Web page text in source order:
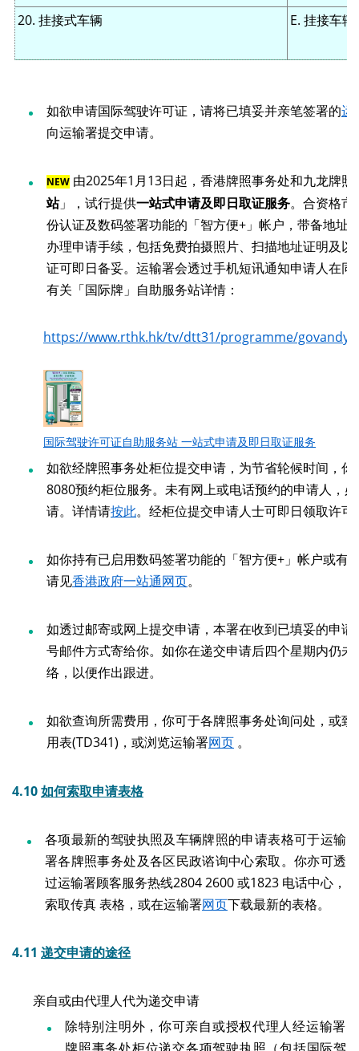
20. 挂接式车辆 E. 挂接车辆
如欲申请国际驾驶许可证，请将已填妥并亲笔签署的运
向运输署提交申请。
由2025年1月13日起，香港牌照事务处和九龙牌
站」，试行提供一站式申请及即日取证服务。合资格市
份认证及数码签署功能的「智方便+」帐户，带备地址
办理申请手续，包括免费拍摄照片、扫描地址证明及
证可即日备妥。运输署会透过手机短讯通知申请人在
有关「国际牌」自助服务站详情：
https://www.rthk.hk/tv/dtt31/programme/
国际驾驶许可证自助服务站 一站式申请及即日取证服务
如欲经牌照事务处柜位提交申请，为节省轮候时间，
8080预约柜位服务。未有网上或电话预约的申请人，
请。详情请按此。经柜位提交申请人士可即日领取许可
如你持有已启用数码签署功能的「智方便+」帐户或有
请见香港政府一站通网页。
如透过邮寄或网上提交申请，本署在收到已填妥的申
号邮件方式寄给你。如你在递交申请后四个星期内仍
络，以便作出跟进。
如欲查询所需费用，你可于各牌照事务处询问处，或
用表(TD341)，或浏览运输署网页 。
4.10如何索取申请表格
各项最新的驾驶执照及车辆牌照的申请表格可于运输
署各牌照事务处及各区民政谘询中心索取。你亦可透
过运输署顾客服务热线2804 2600 或1823 电话中心，
索取传真 表格，或在运输署网页下载最新的表格。
4.11 递交申请的途径
亲自或由代理人代为递交申请
除特别注明外，你可亲自或授权代理人经运输署